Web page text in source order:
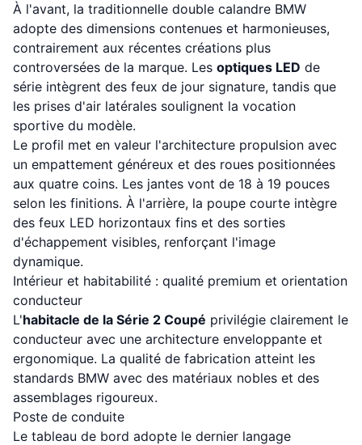
À l'avant, la traditionnelle double calandre BMW
adopte des dimensions contenues et harmonieuses,
contrairement aux récentes créations plus
controversées de la marque. Les optiques LED de
série intègrent des feux de jour signature, tandis que
les prises d'air latérales soulignent la vocation
sportive du modèle.
Le profil met en valeur l'architecture propulsion avec
un empattement généreux et des roues positionnées
aux quatre coins. Les jantes vont de 18 à 19 pouces
selon les finitions. À l'arrière, la poupe courte intègre
des feux LED horizontaux fins et des sorties
d'échappement visibles, renforçant l'image
dynamique.
Intérieur et habitabilité : qualité premium et orientation
conducteur
L'habitacle de la Série 2 Coupé privilégie clairement le
conducteur avec une architecture enveloppante et
ergonomique. La qualité de fabrication atteint les
standards BMW avec des matériaux nobles et des
assemblages rigoureux.
Poste de conduite
Le tableau de bord adopte le dernier langage